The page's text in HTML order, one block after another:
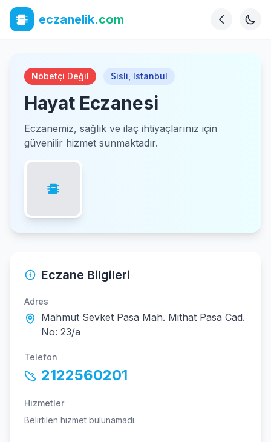
eczanelik.com
Nöbetçi Değil Sisli Istanbul
Hayat Eczanesi
Eczanemiz, sağlık ve ilaç ihtiyaçlarınız için
güvenilir hizmet sunmaktadır.
Eczane Bilgileri
Adres
Mahmut Sevket Pasa Mah. Mithat Pasa Cad.
No: 23/a
Telefon
2122560201
Hizmetler
Belirtilen hizmet bulunamadı.